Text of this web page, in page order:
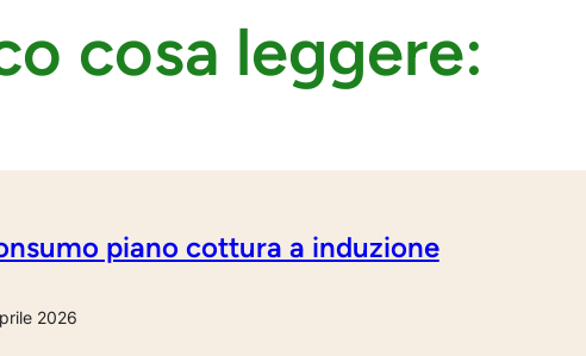
cosa leggere:
piano cottura a induzione
2026